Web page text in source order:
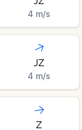
4 m/s
JZ
4 m/s
Z